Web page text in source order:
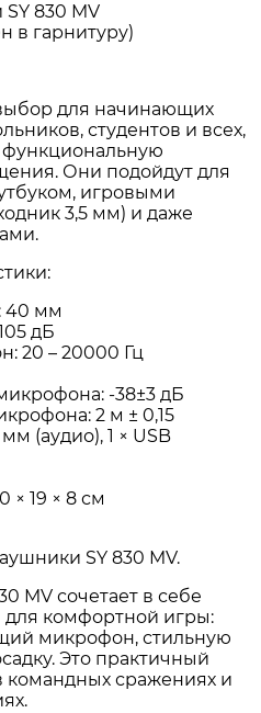
830 MV
в гарнитуру)
для начинающих
студентов и всех,
функциональную
Они подойдут для
игровыми
3,5 мм) и даже
40 мм
дБ
20 – 20000 Гц
-38±3 дБ
2 м ± 0,15
(аудио), 1 × USB
× 19 × 8 см
SY 830 MV.
MV сочетает в себе
комфортной игры:
микрофон, стильную
Это практичный
командных сражениях и